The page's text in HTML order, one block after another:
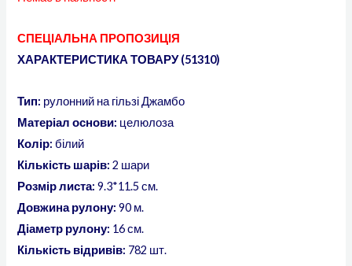
СПЕЦІАЛЬНА ПРОПОЗИЦІЯ
ХАРАКТЕРИСТИКА ТОВАРУ (51310)
Тип: рулонний на гільзі Джамбо
Матеріал основи: целюлоза
Колір: білий
Кількість шарів: 2 шари
Розмір листа: 9.3*11.5 см.
Довжина рулону:90 м.
Діаметр рулону: 16 см.
Кількість відривів: 782 шт.